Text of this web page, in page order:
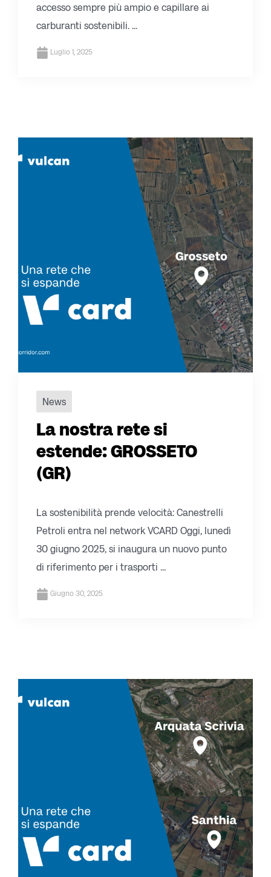
accesso sempre più ampio e capillare ai
carburanti sostenibili. ...
Luglio 1, 2025
News
La nostra rete si
estende: GROSSETO
(GR)
La sostenibilità prende velocità: Canestrelli
Petroli entra nel network VCARD Oggi, lunedì
30 giugno 2025, si inaugura un nuovo punto
di riferimento per i trasporti ...
Giugno 30, 2025